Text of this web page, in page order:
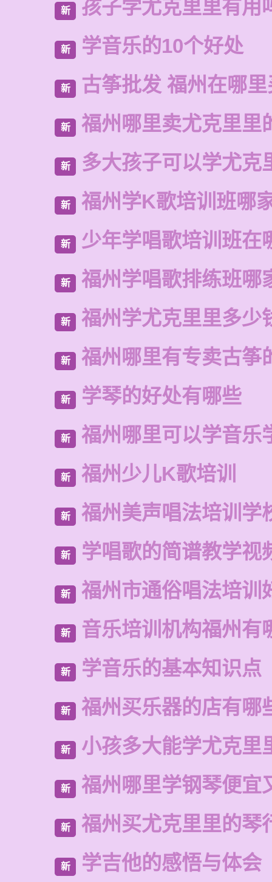
新 孩子学尤克里里有用
新 学音乐的10个好处
新 古筝批发 福州在哪
新 福州哪里卖尤克里里
新 多大孩子可以学尤克
新 福州学K歌培训班哪
新 少年学唱歌培训班在
新 福州学唱歌排练班哪
新 福州学尤克里里多少
新 福州哪里有专卖古筝
新 学琴的好处有哪些
新 福州哪里可以学音乐
新 福州少儿K歌培训
新 福州美声唱法培训学
新 学唱歌的简谱教学视
新 福州市通俗唱法培训
新 音乐培训机构福州有
新 学音乐的基本知识点
新 福州买乐器的店有哪
新 小孩多大能学尤克里
新 福州哪里学钢琴便宜
新 福州买尤克里里的琴
新 学吉他的感悟与体会